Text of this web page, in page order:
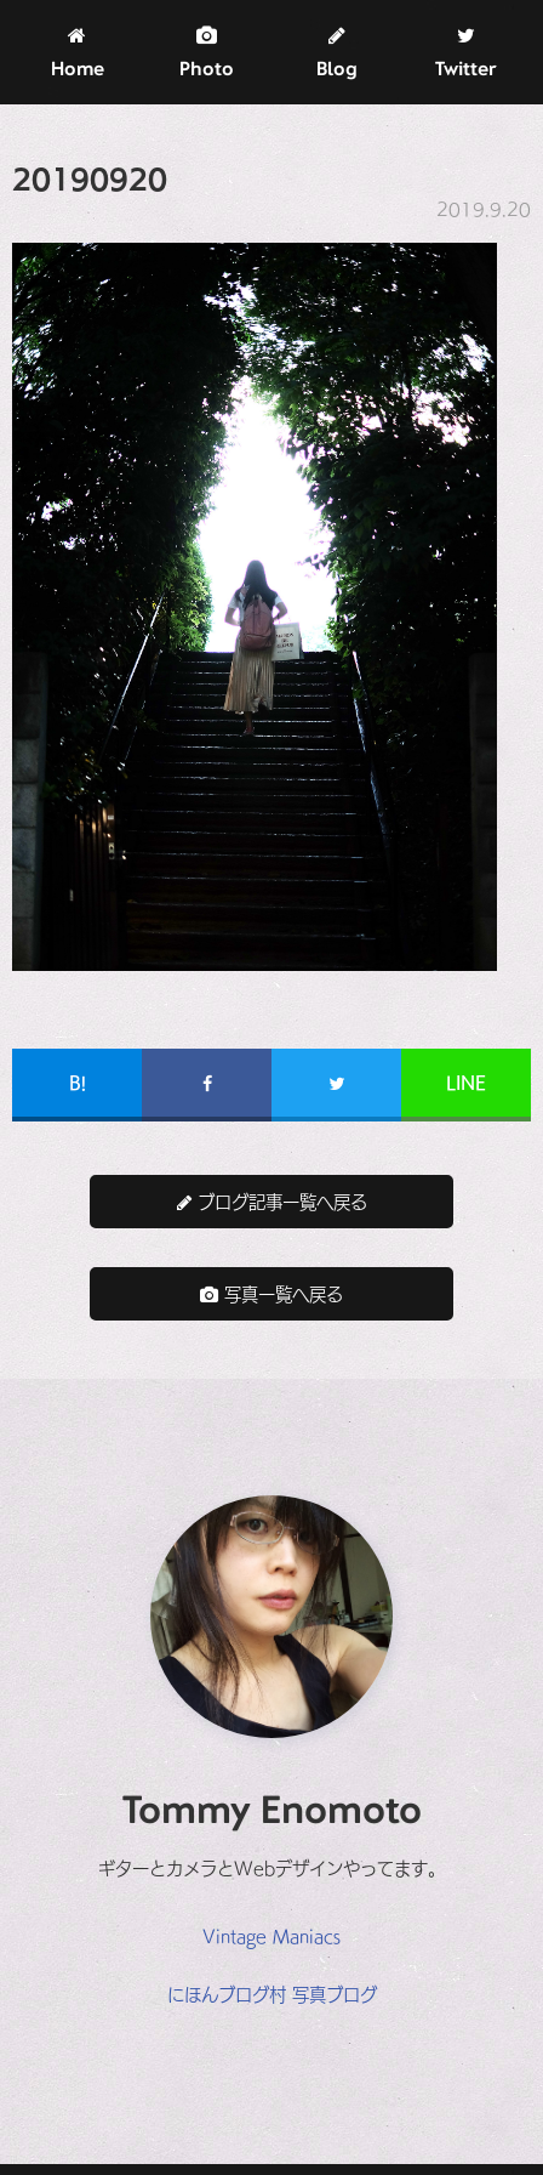
Home Photo Blog Twitter
20190920
2019.9.20
B! LINE
ブログ記事一覧へ戻る
写真一覧へ戻る
Tommy Enomoto
ギターとカメラとWebデザインやってます。
Vintage Maniacs
にほんブログ村 写真ブログ